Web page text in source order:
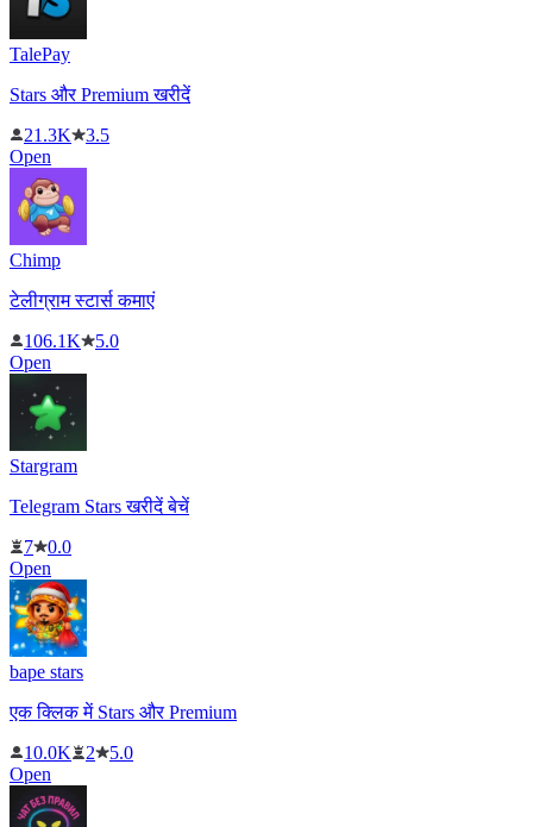
TalePay
Stars और Premium खरीदें
21.3K
3.5
Open
Chimp
टेलीग्राम स्टार्स कमाएं
106.1K
5.0
Open
Stargram
Telegram Stars खरीदें बेचें
7
0.0
Open
bape stars
एक क्लिक में Stars और Premium
10.0K
2
5.0
Open